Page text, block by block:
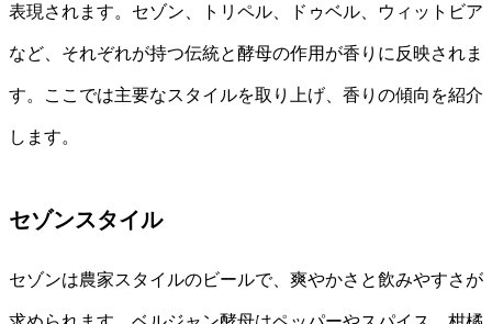
表現されます。セゾン、トリペル、ドゥベル、ウィットビア
など、それぞれが持つ伝統と酵母の作用が香りに反映されま
す。ここでは主要なスタイルを取り上げ、香りの傾向を紹介
します。
セゾンスタイル
セゾンは農家スタイルのビールで、爽やかさと飲みやすさが